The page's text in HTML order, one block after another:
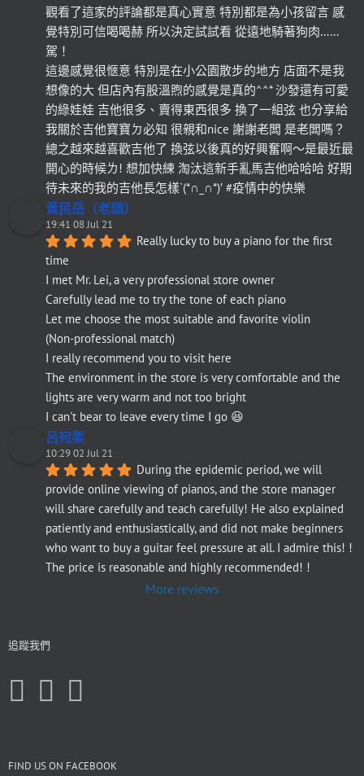
觀看了這家的評論都是真心實意 特別都是為小孩留言 感
覺特別可信喝喝赫 所以決定試試看 從遠地騎著狗肉……
駕！
這邊感覺很愜意 特別是在小公園散步的地方 店面不是我
想像的大 但店內有股溫煦的感覺是真的^^* 沙發還有可愛
的綠娃娃 吉他很多、賣得東西很多 換了一組弦 也分享給
我關於吉他寶寶ㄉ必知 很親和nice 謝謝老闆 是老闆嗎？
總之越來越喜歡吉他了 換弦以後真的好興奮啊～是最近最
開心的時候ㄌ! 想加快練 淘汰這新手亂馬吉他哈哈哈 好期
待未來的我的吉他長怎樣`(*∩_∩*)′ #疫情中的快樂
黃民岳（老頭）
19:41 08 Jul 21
Really lucky to buy a piano for the first
time
I met Mr. Lei, a very professional store owner
Carefully lead me to try the tone of each piano
Let me choose the most suitable and favorite violin
(Non-professional match)
I really recommend you to visit here
The environment in the store is very comfortable and the
lights are very warm and not too bright
I can't bear to leave every time I go 😆
呂宛柔
10:29 02 Jul 21
During the epidemic period, we will
provide online viewing of pianos, and the store manager
will share carefully and teach carefully! He also explained
patiently and enthusiastically, and did not make beginners
who want to buy a guitar feel pressure at all. I admire this! !
The price is reasonable and highly recommended! !
More reviews
追蹤我們
FIND US ON FACEBOOK